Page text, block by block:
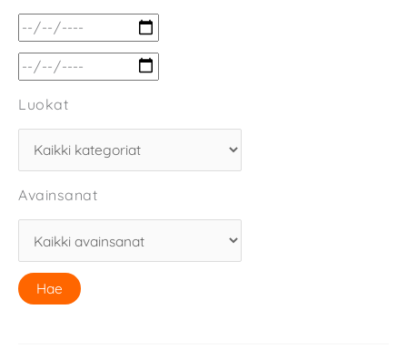
Luokat
Avainsanat